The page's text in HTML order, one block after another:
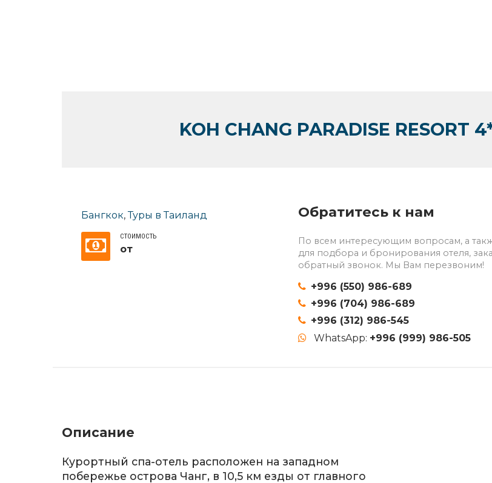
KOH CHANG PARADISE RESORT
Бангкок,Туры в Таиланд
СТОИМОСТЬ
от
Обратитесь к нам
По всем интересующим вопросам, а
для подбора и бронирования отеля,
обратный звонок. Мы Вам перезвоним!
+996 (550) 986-689
+996 (704) 986-689
+996 (312) 986-545
WhatsApp: +996 (999) 986-505
Описание
Курортный спа-отель расположен на западном
побережье острова Чанг, в 10,5 км езды от главного